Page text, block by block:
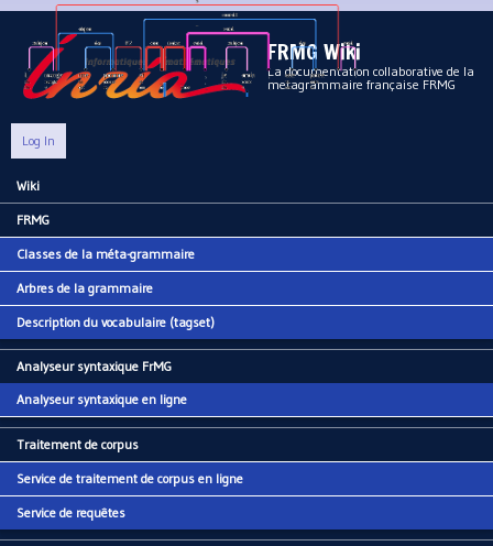
Aller au contenu principal
FRMG Wiki
La documentation collaborative de la
metagrammaire française FRMG
Log In
Main menu
Wiki
FRMG
Classes de la méta-grammaire
Arbres de la grammaire
Description du vocabulaire (tagset)
Analyseur syntaxique FrMG
Analyseur syntaxique en ligne
Traitement de corpus
Service de traitement de corpus en ligne
Service de requêtes